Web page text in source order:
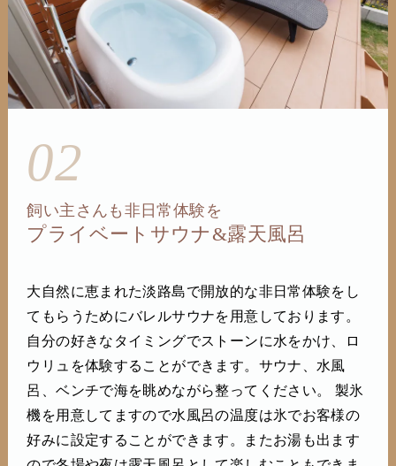
02
飼い主さんも非日常体験を
プライベートサウナ&露天風呂
大自然に恵まれた淡路島で開放的な非日常体験をし
てもらうためにバレルサウナを用意しております。
自分の好きなタイミングでストーンに水をかけ、ロ
ウリュを体験することができます。サウナ、水風
呂、ベンチで海を眺めながら整ってください。 製氷
機を用意してますので水風呂の温度は氷でお客様の
好みに設定することができます。またお湯も出ます